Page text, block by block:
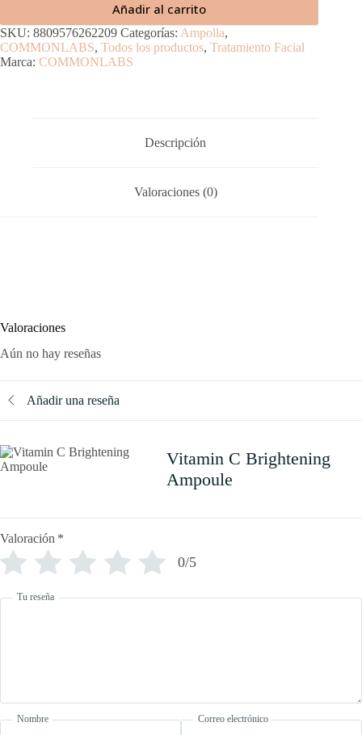
Añadir al carrito
SKU: 8809576262209 Categorías: Ampolla,
COMMONLABS, Todos los productos, Tratamiento Facial
Marca: COMMONLABS
Descripción
Valoraciones (0)
Valoraciones
Aún no hay reseñas
Añadir una reseña
Vitamin C Brightening
Ampoule
Valoración *
0/5
Tu reseña
Nombre Correo electrónico